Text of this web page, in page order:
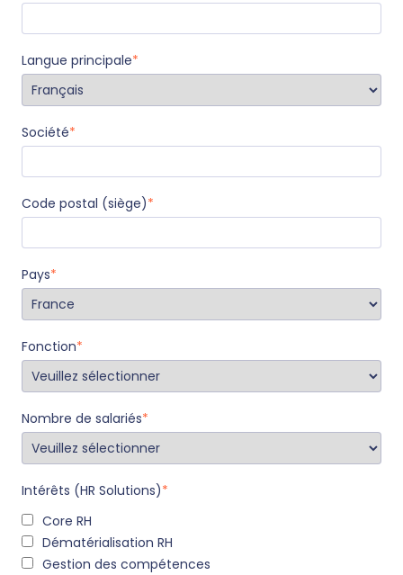
Langue principale*
Société*
Code postal (siège)*
Pays*
Fonction*
Nombre de salariés*
Intérêts (HR Solutions)*
Core RH
Dématérialisation RH
Gestion des compétences